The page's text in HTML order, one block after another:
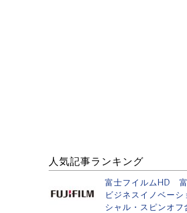
人気記事ランキング
富士フイルムHD
ビジネスイノベーシ
シャル・スピンオフ